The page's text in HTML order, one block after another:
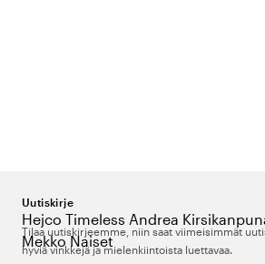
Hejco Timeless Andrea
Mekko Naiset
Uutiskirje
Tilaa uutiskirjeemme, niin saat viimeisimmät
hyviä vinkkejä ja mielenkiintoista luettavaa.